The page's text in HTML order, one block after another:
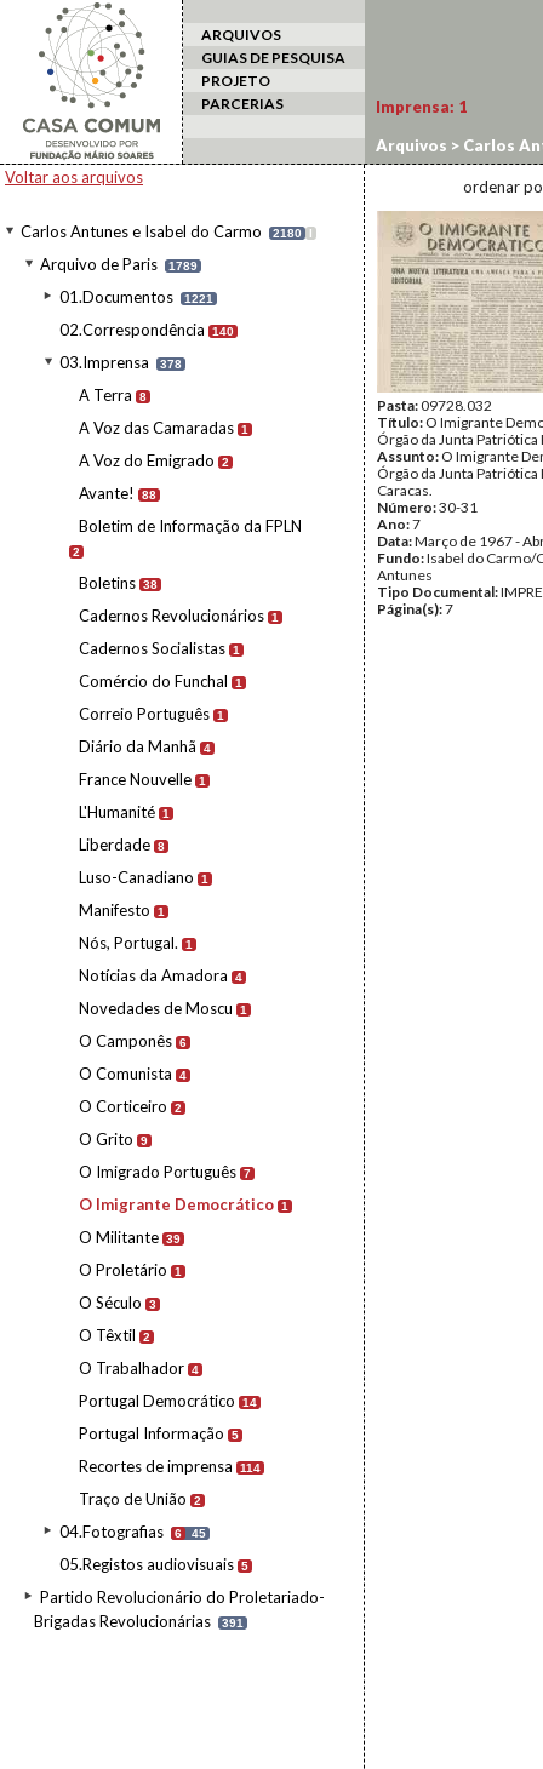
ARQUIVOS
GUIAS DE PESQUISA
PROJETO
PARCERIAS
Voltar aos arquivos
Carlos Antunes e Isabel do Carmo 2180 I
Arquivo de Paris 1789
01.Documentos 1221
02.Correspondência 140
03.Imprensa 378
A Terra 8
A Voz das Camaradas 1
A Voz do Emigrado 2
Avante! 88
Boletim de Informação da FPLN
2
Boletins 38
Cadernos Revolucionários 1
Cadernos Socialistas 1
Comércio do Funchal 1
Correio Português 1
Diário da Manhã 4
France Nouvelle 1
L'Humanité 1
Liberdade 8
Luso-Canadiano 1
Manifesto 1
Nós, Portugal. 1
Notícias da Amadora 4
Novedades de Moscu 1
O Camponês 6
O Comunista 4
O Corticeiro 2
O Grito 9
O Imigrado Português 7
O Imigrante Democrático 1
O Militante 39
O Proletário 1
O Século 3
O Têxtil 2
O Trabalhador 4
Portugal Democrático 14
Portugal Informação 5
Recortes de imprensa 114
Traço de União 2
04.Fotografias 6 45
05.Registos audiovisuais 5
Partido Revolucionário do Proletariado-
Brigadas Revolucionárias
391
Imprensa: 1
Arquivos > Carlos
ordenar
Pasta:09728.032
Título: O Imigrante
Órgão da Junta
Assunto: O Imigrante
Órgão da Junta
Caracas.
Número:30-31
Ano:7
Data:Março de 1967 -
Fundo:Isabel do Carmo/
Antunes
Tipo Documental:
Página(s):7